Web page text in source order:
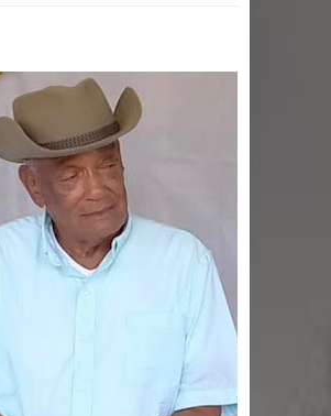
Abel Martínez llama a los
dominicanos a unirse para sacar al
PRM del Gobierno
Tres detenidos tras detectarse una
presunta estafa contra el
PRM votará “por aclamación” a sus